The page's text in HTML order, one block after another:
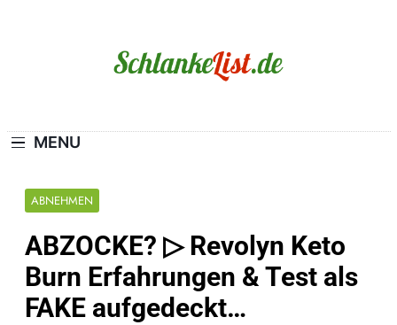
MENU
ABNEHMEN
ABZOCKE? ▷ Revolyn Keto
Burn Erfahrungen & Test als
FAKE aufgedeckt…